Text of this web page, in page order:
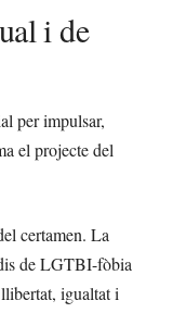
i de
per impulsar,
el projecte del
certamen. La
de LGTBI-fòbia
igualtat i